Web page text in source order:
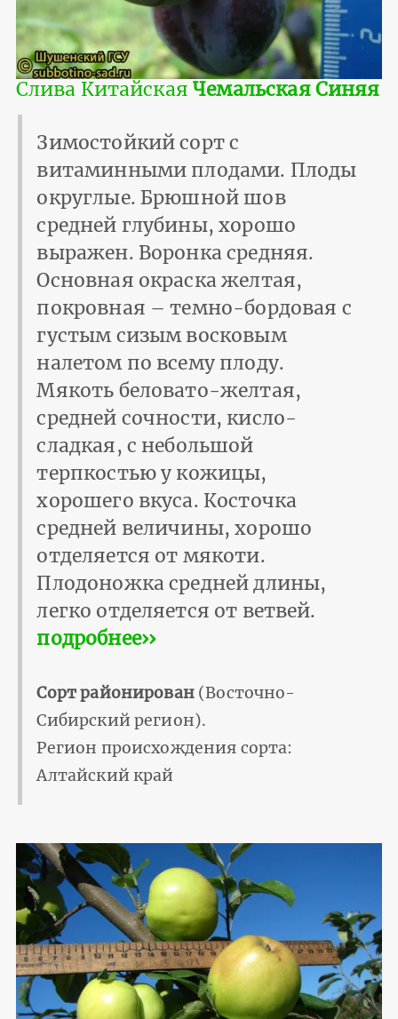
Слива КитайскаяЧемальская Синяя
Зимостойкий сорт с
витаминными плодами. Плоды
округлые. Брюшной шов
средней глубины, хорошо
выражен. Воронка средняя.
Основная окраска желтая,
покровная – темно-бордовая с
густым сизым восковым
налетом по всему плоду.
Мякоть беловато-желтая,
средней сочности, кисло-
сладкая, с небольшой
терпкостью у кожицы,
хорошего вкуса. Косточка
средней величины, хорошо
отделяется от мякоти.
Плодоножка средней длины,
легко отделяется от ветвей.
подробнее››
Сорт районирован(Восточно-
Сибирский регион).
Регион происхождения сорта:
Алтайский край